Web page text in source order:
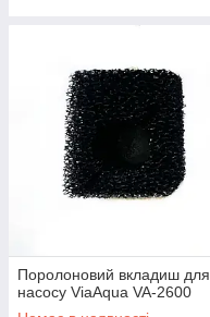
Поролоновий вкладиш для
насосу ViaAqua VA-2600